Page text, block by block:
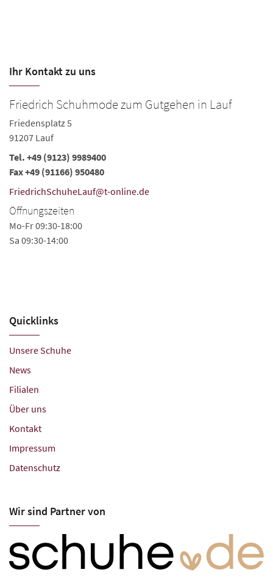
Ihr Kontakt zu uns
Friedrich Schuhmode zum Gutgehen in Lauf
Friedensplatz 5
91207 Lauf
Tel. +49 (9123) 9989400
Fax +49 (91166) 950480
FriedrichSchuheLauf@t-online.de
Öffnungszeiten
Mo-Fr 09:30-18:00
Sa 09:30-14:00
Quicklinks
Unsere Schuhe
News
Filialen
Über uns
Kontakt
Impressum
Datenschutz
Wir sind Partner von